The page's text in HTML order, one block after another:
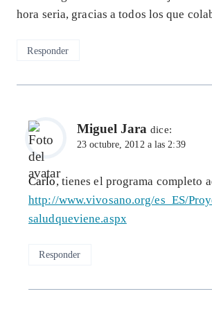
hora seria, gracias a todos los que
Responder
Miguel Jara dice:
23 octubre, 2012 a las 2:39
Carlo, tienes el programa completo
http://www.vivosano.org/es_ES/
saludqueviene.aspx
Responder